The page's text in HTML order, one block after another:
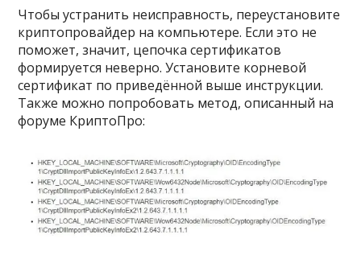
Чтобы устранить неисправность, переустановите
криптопровайдер на компьютере. Если это не
поможет, значит, цепочка сертификатов
формируется неверно. Установите корневой
сертификат по приведённой выше инструкции.
Также можно попробовать метод, описанный на
форуме КриптоПро: